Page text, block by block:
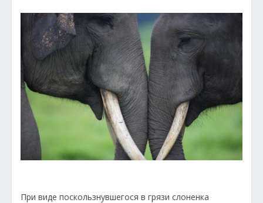
При виде поскользнувшегося в грязи слоненка